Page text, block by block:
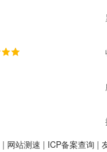
| 网站测速 | ICP备案查询 |